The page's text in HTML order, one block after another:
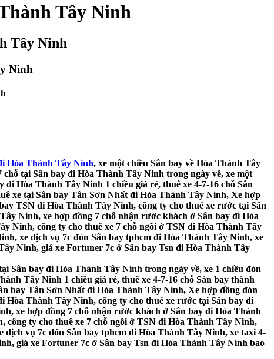
Tây Ninh
Tây Ninh
Ninh
Hòa Thành Tây Ninh, xe một chiều Sân bay về Hòa Thành Tây
tại Sân bay đi Hòa Thành Tây Ninh trong ngày về, xe một
Hòa Thành Tây Ninh 1 chiều giá rẻ, thuê xe 4-7-16 chỗ Sân
xe tại Sân bay Tân Sơn Nhất đi Hòa Thành Tây Ninh, Xe hợp
TSN đi Hòa Thành Tây Ninh, công ty cho thuê xe rước tại Sân
Ninh, xe hợp đồng 7 chỗ nhận rước khách ở Sân bay đi Hòa
Ninh, công ty cho thuê xe 7 chỗ ngồi ở TSN đi Hòa Thành Tây
xe dịch vụ 7c đón Sân bay tphcm đi Hòa Thành Tây Ninh, xe
Ninh, giá xe Fortuner 7c ở Sân bay Tsn đi Hòa Thành Tây
Sân bay đi Hòa Thành Tây Ninh trong ngày về, xe 1 chiều đón
Tây Ninh 1 chiều giá rẻ, thuê xe 4-7-16 chỗ Sân bay thành
bay Tân Sơn Nhất đi Hòa Thành Tây Ninh, Xe hợp đồng đón
Thành Tây Ninh, công ty cho thuê xe rước tại Sân bay đi
xe hợp đồng 7 chỗ nhận rước khách ở Sân bay đi Hòa Thành
ty cho thuê xe 7 chỗ ngồi ở TSN đi Hòa Thành Tây Ninh,
vụ 7c đón Sân bay tphcm đi Hòa Thành Tây Ninh, xe taxi 4-
giá xe Fortuner 7c ở Sân bay Tsn đi Hòa Thành Tây Ninh bao